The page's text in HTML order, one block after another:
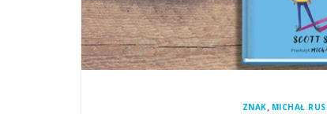
ZNAK, MICHAŁ